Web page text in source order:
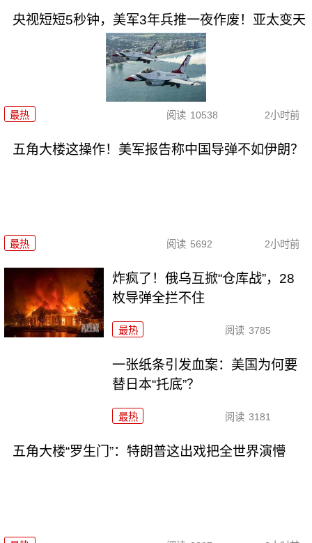
央视短短5秒钟，美军3年兵推一夜作废！亚太变天
最热 阅读 10538 2小时前
五角大楼这操作！美军报告称中国导弹不如伊朗？
最热 阅读 5692 2小时前
炸疯了！俄乌互掀“仓库战”，28
枚导弹全拦不住
最热 阅读 3785
一张纸条引发血案：美国为何要
替日本“托底”？
最热 阅读 3181
五角大楼“罗生门”：特朗普这出戏把全世界演懵